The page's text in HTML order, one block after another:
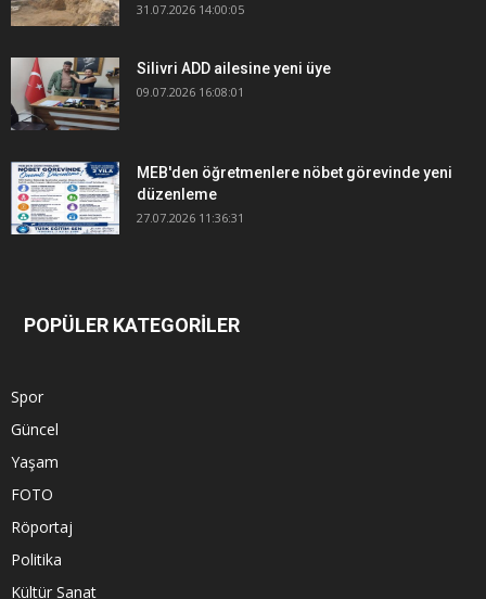
31.07.2026 14:00:05
Silivri ADD ailesine yeni üye
09.07.2026 16:08:01
MEB'den öğretmenlere nöbet görevinde yeni
düzenleme
27.07.2026 11:36:31
POPÜLER KATEGORİLER
Spor
Güncel
Yaşam
FOTO
Röportaj
Politika
Kültür Sanat